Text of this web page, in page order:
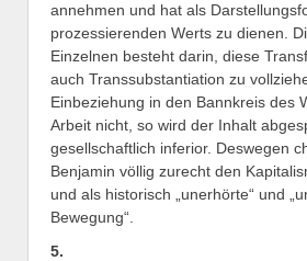
annehmen und hat als
prozessierenden Werts zu dienen.
Einzelnen besteht darin, diese
auch Transsubstantiation zu
Einbeziehung in den Bannkreis des
Arbeit nicht, so wird der Inhalt
gesellschaftlich inferior. Deswegen
Benjamin völlig zurecht den
und als historisch „unerhörte“ und
Bewegung“.
5.